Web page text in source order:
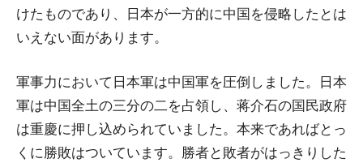
けたものであり、日本が一方的に中国を侵略したとは
いえない面があります。
軍事力において日本軍は中国軍を圧倒しました。日本
軍は中国全土の三分の二を占領し、蒋介石の国民政府
は重慶に押し込められていました。本来であればとっ
くに勝敗はついています。勝者と敗者がはっきりした